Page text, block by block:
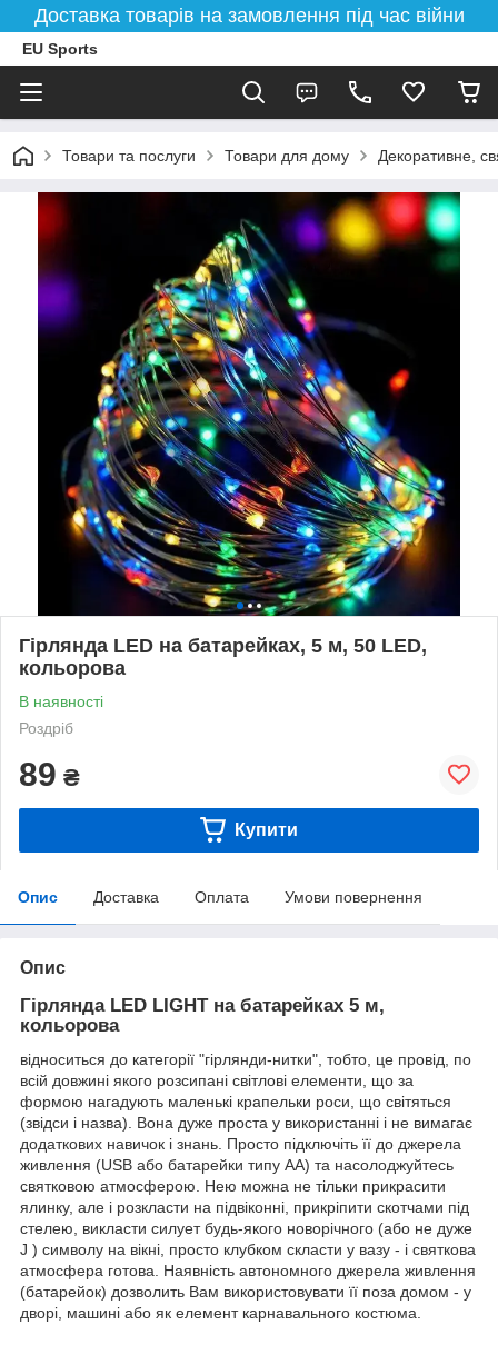
Доставка товарів на замовлення під час війни
EU Sports
Товари та послуги Товари для дому Декоративне,
Гірлянда LED на батарейках, 5 м, 50 LED,
кольорова
В наявності
Роздріб
89 ₴
Купити
Опис Доставка Оплата Умови повернення
Опис
Гірлянда LED LIGHT на батарейках 5 м,
кольорова
відноситься до категорії "гірлянди-нитки", тобто, це провід, по
всій довжині якого розсипані світлові елементи, що за
формою нагадують маленькі крапельки роси, що світяться
(звідси і назва). Вона дуже проста у використанні і не вимагає
додаткових навичок і знань. Просто підключіть її до джерела
живлення (USB або батарейки типу АА) та насолоджуйтесь
святковою атмосферою. Нею можна не тільки прикрасити
ялинку, але і розкласти на підвіконні, прикріпити скотчами під
стелею, викласти силует будь-якого новорічного (або не дуже
J ) символу на вікні, просто клубком скласти у вазу - і святкова
атмосфера готова. Наявність автономного джерела живлення
(батарейок) дозволить Вам використовувати її поза домом - у
дворі, машині або як елемент карнавального костюма.